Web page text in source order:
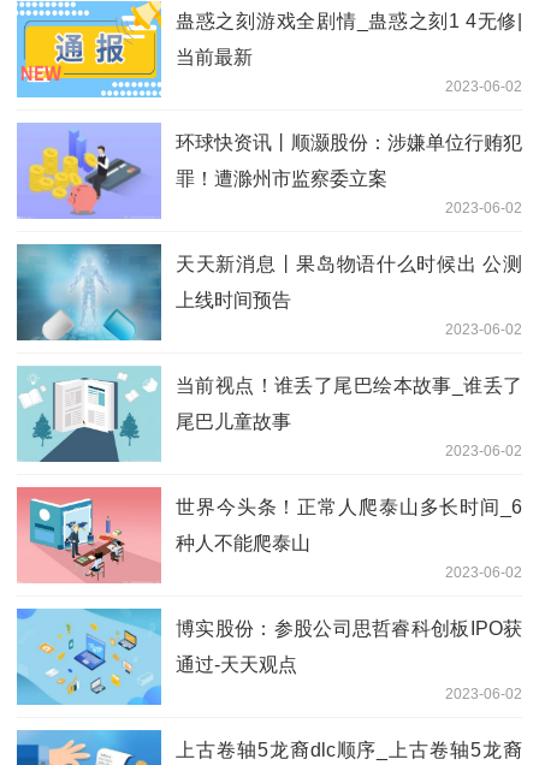
蛊惑之刻游戏全剧情_蛊惑之刻1 4无修|
当前最新
2023-06-02
环球快资讯丨顺灏股份：涉嫌单位行贿犯
罪！遭滁州市监察委立案
2023-06-02
天天新消息丨果岛物语什么时候出 公测
上线时间预告
2023-06-02
当前视点！谁丢了尾巴绘本故事_谁丢了
尾巴儿童故事
2023-06-02
世界今头条！正常人爬泰山多长时间_6
种人不能爬泰山
2023-06-02
博实股份：参股公司思哲睿科创板IPO获
通过-天天观点
2023-06-02
上古卷轴5龙裔dlc顺序_上古卷轴5龙裔